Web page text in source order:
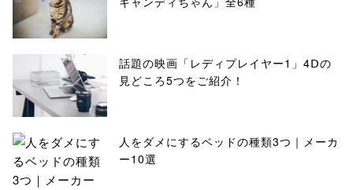
話題の映画「レディプレイヤー1」4Ⅾの
見どころ5つをご紹介！
人をダメにするベッドの種類3つ｜メーカ
ー10選